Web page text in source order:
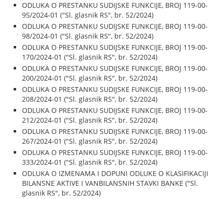
ODLUKA O PRESTANKU SUDIJSKE FUNKCIJE, BROJ 119-00-
95/2024-01 ("Sl. glasnik RS", br. 52/2024)
ODLUKA O PRESTANKU SUDIJSKE FUNKCIJE, BROJ 119-00-
98/2024-01 ("Sl. glasnik RS", br. 52/2024)
ODLUKA O PRESTANKU SUDIJSKE FUNKCIJE, BROJ 119-00-
170/2024-01 ("Sl. glasnik RS", br. 52/2024)
ODLUKA O PRESTANKU SUDIJSKE FUNKCIJE, BROJ 119-00-
200/2024-01 ("Sl. glasnik RS", br. 52/2024)
ODLUKA O PRESTANKU SUDIJSKE FUNKCIJE, BROJ 119-00-
208/2024-01 ("Sl. glasnik RS", br. 52/2024)
ODLUKA O PRESTANKU SUDIJSKE FUNKCIJE, BROJ 119-00-
212/2024-01 ("Sl. glasnik RS", br. 52/2024)
ODLUKA O PRESTANKU SUDIJSKE FUNKCIJE, BROJ 119-00-
267/2024-01 ("Sl. glasnik RS", br. 52/2024)
ODLUKA O PRESTANKU SUDIJSKE FUNKCIJE, BROJ 119-00-
333/2024-01 ("Sl. glasnik RS", br. 52/2024)
ODLUKA O IZMENAMA I DOPUNI ODLUKE O KLASIFIKACIJI
BILANSNE AKTIVE I VANBILANSNIH STAVKI BANKE ("Sl.
glasnik RS", br. 52/2024)